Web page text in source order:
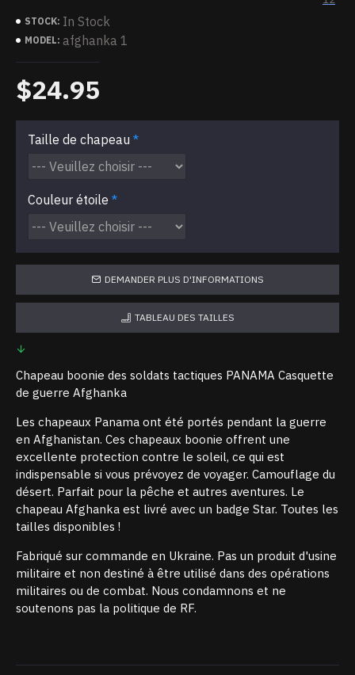
STOCK: In Stock
MODEL: afghanka 1
$24.95
Taille de chapeau
Couleur étoile
DEMANDER PLUS D'INFORMATIONS
TABLEAU DES TAILLES
Chapeau boonie des soldats tactiques PANAMA Casquette
de guerre Afghanka
Les chapeaux Panama ont été portés pendant la guerre
en Afghanistan. Ces chapeaux boonie offrent une
excellente protection contre le soleil, ce qui est
indispensable si vous prévoyez de voyager. Camouflage du
désert. Parfait pour la pêche et autres aventures. Le
chapeau Afghanka est livré avec un badge Star. Toutes les
tailles disponibles !
Fabriqué sur commande en Ukraine. Pas un produit d'usine
militaire et non destiné à être utilisé dans des opérations
militaires ou de combat. Nous condamnons et ne
soutenons pas la politique de RF.